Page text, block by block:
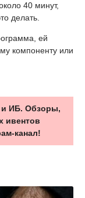
40 минут,
делать.
ей
компоненту или
и ИБ. Обзоры,
ивентов
канал!